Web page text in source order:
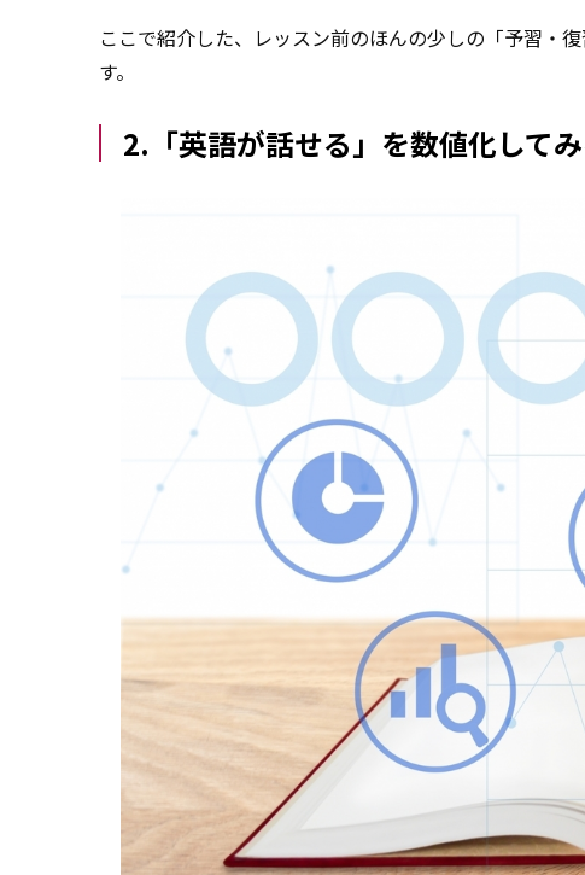
ここで紹介した、レッスン前のほんの少しの「予習・
す。
2.「英語が話せる」を数値化して